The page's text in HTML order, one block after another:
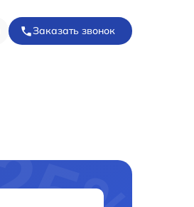
Заказать звонок